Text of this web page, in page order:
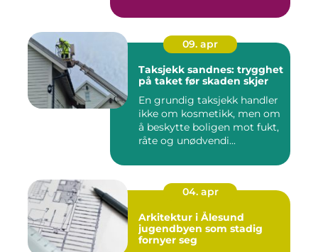
09. apr
Taksjekk sandnes: trygghet
på taket før skaden skjer
En grundig taksjekk handler
ikke om kosmetikk, men om
å beskytte boligen mot fukt,
råte og unødvendi...
04. apr
Arkitektur i Ålesund
jugendbyen som stadig
fornyer seg